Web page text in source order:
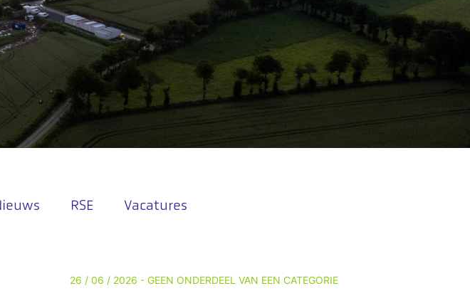
RSE
Vacatures
26 / 06 / 2026 - GEEN ONDERDEEL VAN EEN CATEGORIE